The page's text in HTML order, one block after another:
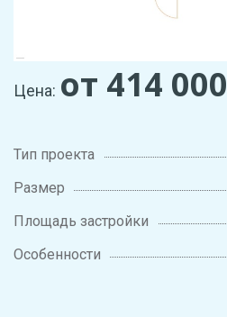
Цена: от 414 000
Тип проекта
Размер
Площадь застройки
Особенности